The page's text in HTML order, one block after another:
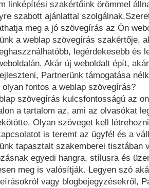
linképítési szakértőink örömmel
szabott ajánlattal
meg a jó szövegírás az Ön
a weblap szövegírás szakértője,
legérdekesebb és
Akár új weboldalt épít,
Partnerünk támogatása
olyan fontos a weblap szövegírás?
szövegírás kulcsfontosságú az
a tartalom az, ami az olvasókat
Olyan szöveget kell
is teremt az ügyfél és a
tapasztalt szakemberei tisztában
egyedi hangra, stílusra és
meg is valósítják. Legyen szó
vagy blogbejegyzésekről,